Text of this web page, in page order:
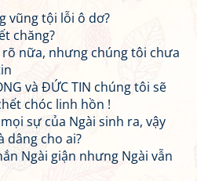
vũng tội lỗi ô dơ?
chăng?
nữa, nhưng chúng tôi chưa
và ĐỨC TIN chúng tôi sẽ
chóc linh hồn !
sự của Ngài sinh ra, vậy
dâng cho ai?
Ngài giận nhưng Ngài vẫn